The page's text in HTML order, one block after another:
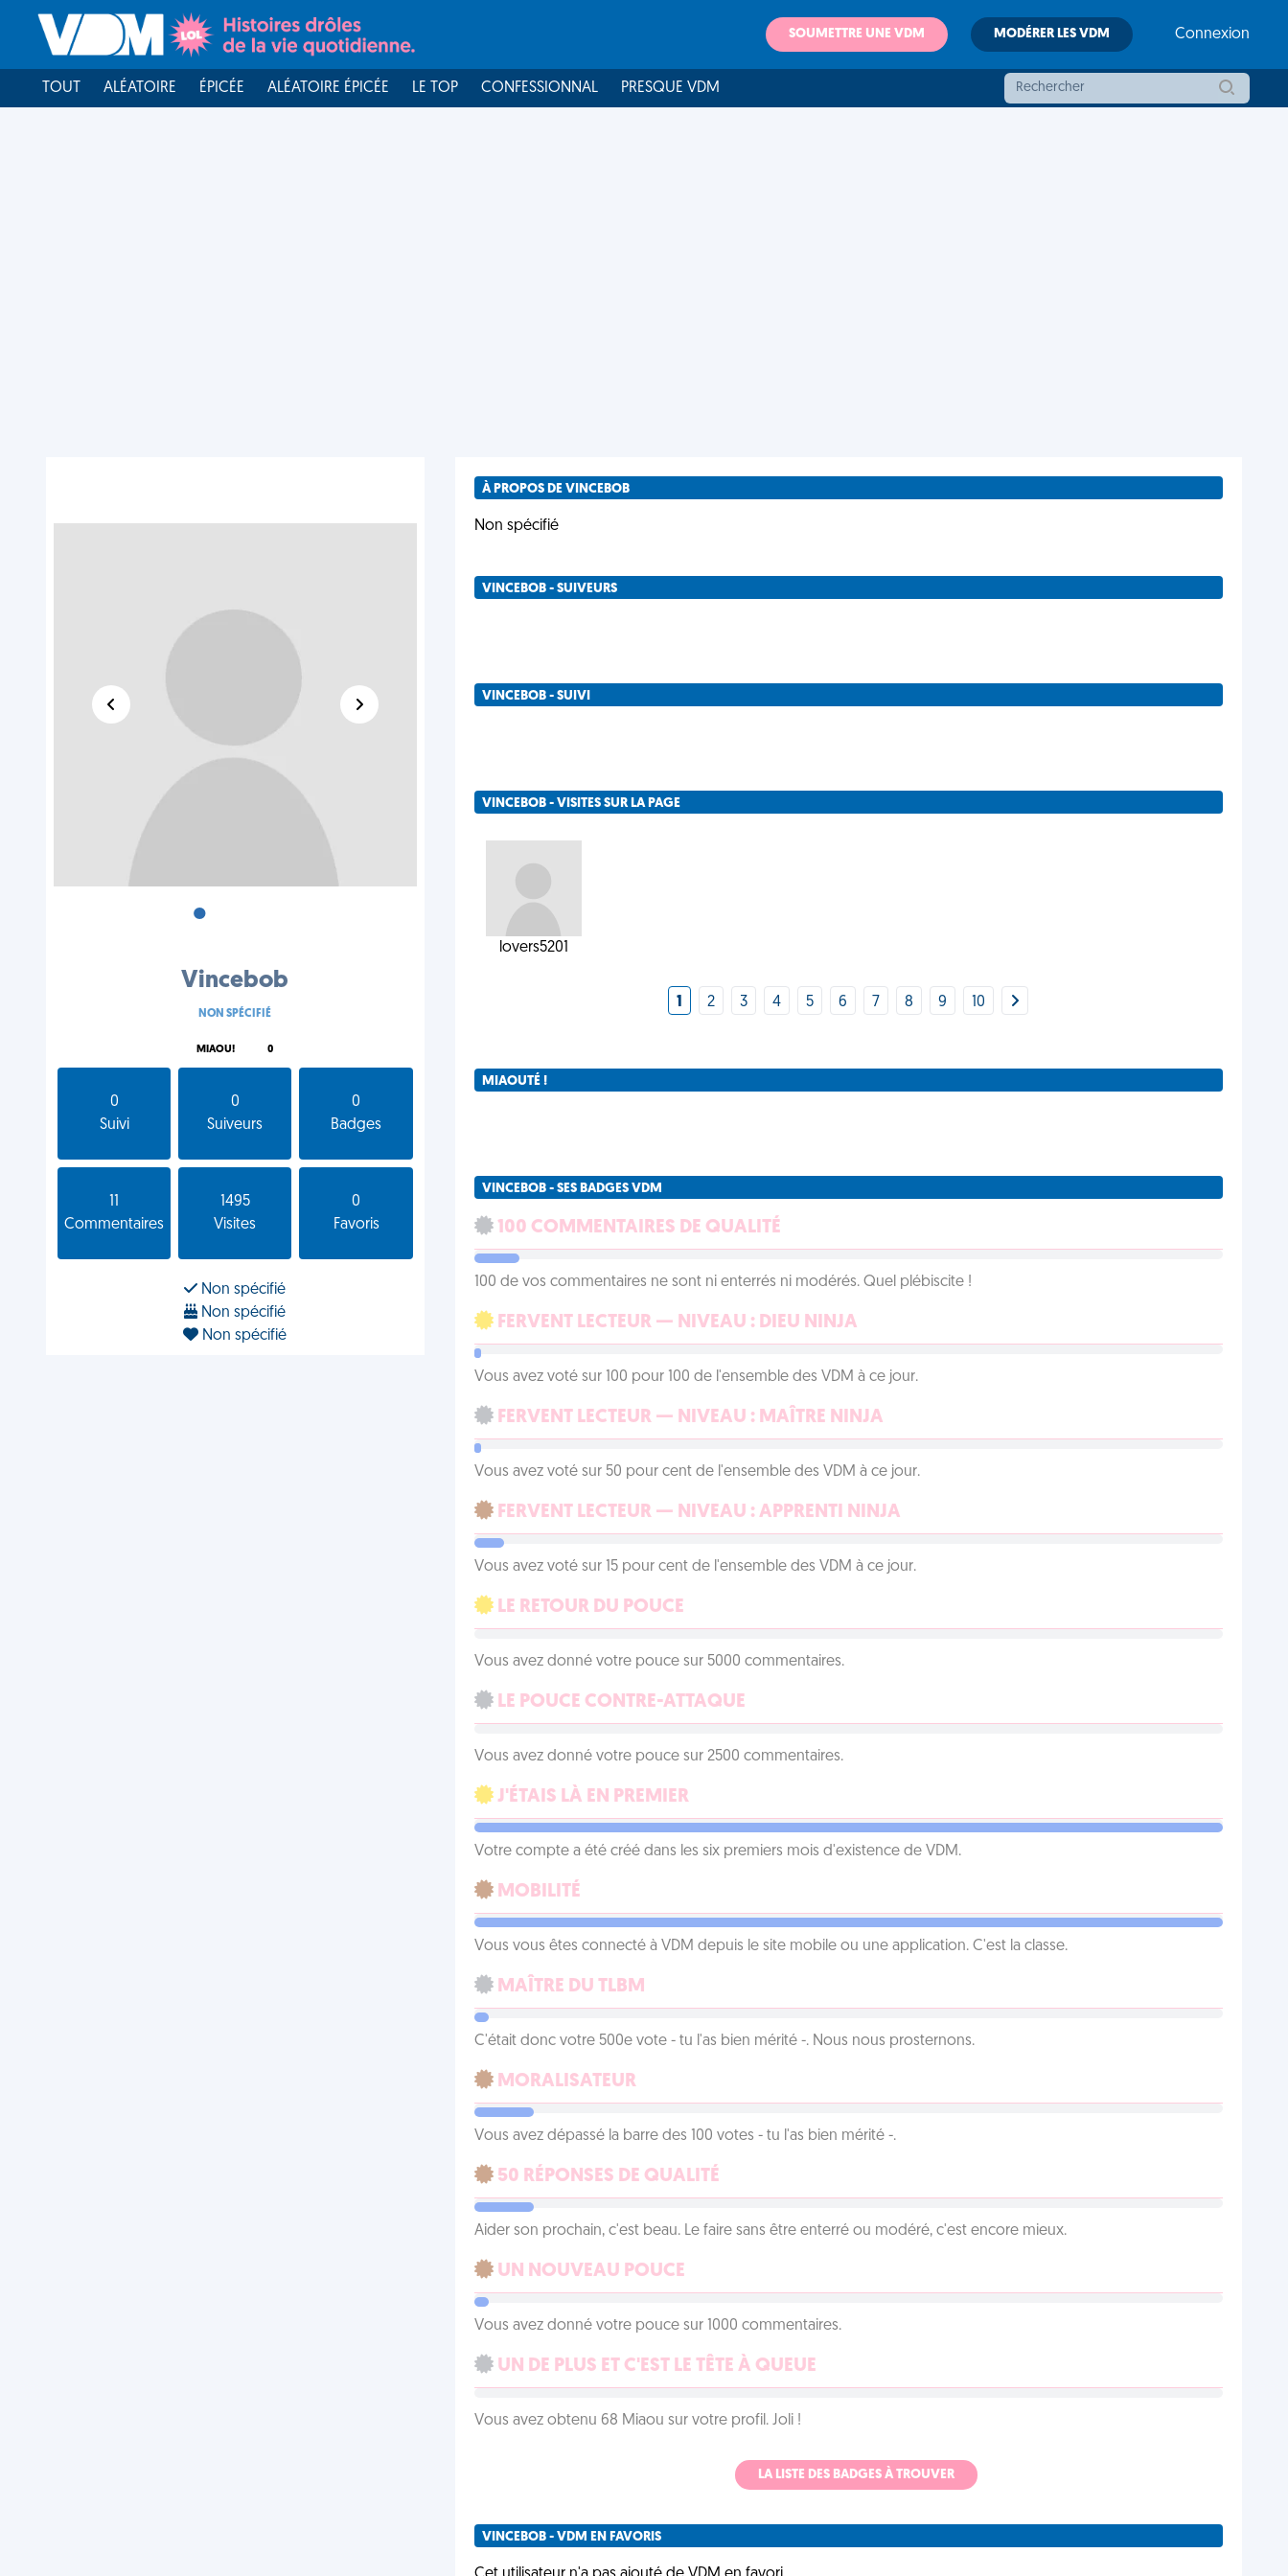
SOUMETTRE UNE VDM MODÉRER LES VDM Connexion
TOUT ALÉATOIRE ÉPICÉE ALÉATOIRE ÉPICÉE LE TOP CONFESSIONNAL PRESQUE VDM
•
Vincebob
NON SPÉCIFIÉ
MIAOU! 0
0
Suivi
0
Suiveurs
0
Badges
Commentaires
1495
Visites
0
Favoris
Non spécifié
Non spécifié
Non spécifié
À PROPOS DE VINCEBOB
Non spécifié
VINCEBOB - SUIVEURS
VINCEBOB - SUIVI
VINCEBOB - VISITES SUR LA PAGE
lovers5201
1 2 3 4 5 6 7 8 9 10
MIAOUTÉ !
VINCEBOB - SES BADGES VDM
100 COMMENTAIRES DE QUALITÉ
100 de vos commentaires ne sont ni enterrés ni modérés. Quel plébiscite !
FERVENT LECTEUR — NIVEAU : DIEU NINJA
Vous avez voté sur 100 pour 100 de l'ensemble des VDM à ce jour.
FERVENT LECTEUR — NIVEAU : MAÎTRE NINJA
Vous avez voté sur 50 pour cent de l'ensemble des VDM à ce jour.
FERVENT LECTEUR — NIVEAU : APPRENTI NINJA
Vous avez voté sur 15 pour cent de l'ensemble des VDM à ce jour.
LE RETOUR DU POUCE
Vous avez donné votre pouce sur 5000 commentaires.
LE POUCE CONTRE-ATTAQUE
Vous avez donné votre pouce sur 2500 commentaires.
J'ÉTAIS LÀ EN PREMIER
Votre compte a été créé dans les six premiers mois d'existence de VDM.
MOBILITÉ
Vous vous êtes connecté à VDM depuis le site mobile ou une application. C'est la classe.
MAÎTRE DU TLBM
C'était donc votre 500e vote - tu l'as bien mérité -. Nous nous prosternons.
MORALISATEUR
Vous avez dépassé la barre des 100 votes - tu l'as bien mérité -.
50 RÉPONSES DE QUALITÉ
Aider son prochain, c'est beau. Le faire sans être enterré ou modéré, c'est encore mieux.
UN NOUVEAU POUCE
Vous avez donné votre pouce sur 1000 commentaires.
UN DE PLUS ET C'EST LE TÊTE À QUEUE
Vous avez obtenu 68 Miaou sur votre profil. Joli !
LA LISTE DES BADGES À TROUVER
VINCEBOB - VDM EN FAVORIS